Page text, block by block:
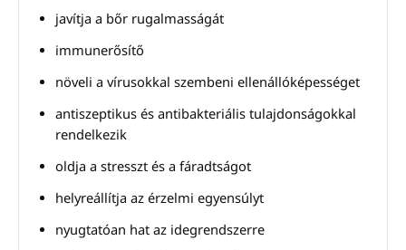
javítja a bőr rugalmasságát
immunerősítő
növeli a vírusokkal szembeni ellenállóképességet
antiszeptikus és antibakteriális tulajdonságokkal
rendelkezik
oldja a stresszt és a fáradtságot
helyreállítja az érzelmi egyensúlyt
nyugtatóan hat az idegrendszerre